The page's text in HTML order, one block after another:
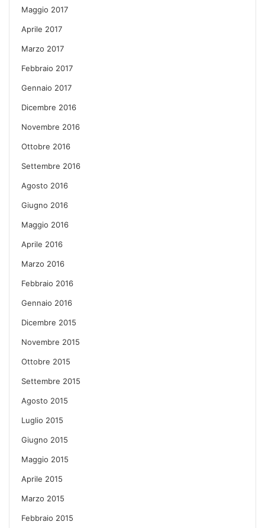
Maggio 2017
Aprile 2017
Marzo 2017
Febbraio 2017
Gennaio 2017
Dicembre 2016
Novembre 2016
Ottobre 2016
Settembre 2016
Agosto 2016
Giugno 2016
Maggio 2016
Aprile 2016
Marzo 2016
Febbraio 2016
Gennaio 2016
Dicembre 2015
Novembre 2015
Ottobre 2015
Settembre 2015
Agosto 2015
Luglio 2015
Giugno 2015
Maggio 2015
Aprile 2015
Marzo 2015
Febbraio 2015